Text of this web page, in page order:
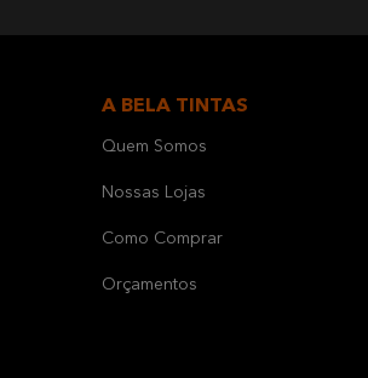
A BELA TINTAS
Quem Somos
Nossas Lojas
Como Comprar
Orçamentos